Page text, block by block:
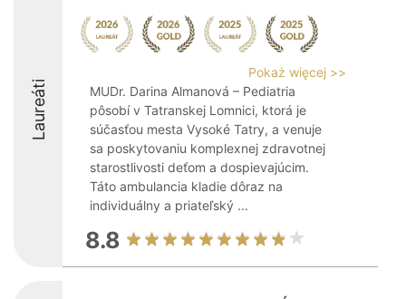
Laureáti
Pokaż więcej >>
MUDr. Darina Almanová – Pediatria
pôsobí v Tatranskej Lomnici, ktorá je
súčasťou mesta Vysoké Tatry, a venuje
sa poskytovaniu komplexnej zdravotnej
starostlivosti deťom a dospievajúcim.
Táto ambulancia kladie dôraz na
individuálny a priateľský ...
8.8